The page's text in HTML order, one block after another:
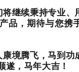
继续秉持专业、
品，期待与您携
康境腾飞，马到功
遂，马年大吉！